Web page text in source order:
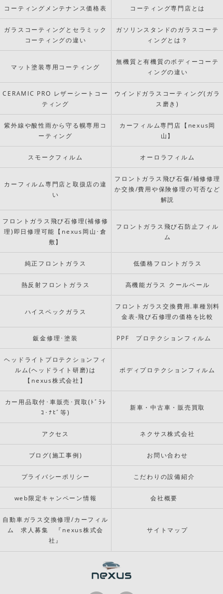
コーティングメンテナンス価格表 コーティング専門店とは
ガラスコーティングとセラミック
コーティングの違い
ガソリンスタンドのガラスコーテ
ィングとは？
マット塗装専用コーティング
無機質と有機質のボディーコーテ
ィングの違い
CERAMIC PRO レザーシートコー
ティング
ウインドガラスコーティング(ガラ
ス磨き)
紫外線や酸性雨から守る幌専用コ
ーティング
カーフィルム専門店【nexus岡
山】
スモークフィルム オーロラフィルム
カーフィルム専門店と取扱店の違
い
フロントガラス飛び石傷/補修修理
か交換/費用や保険修理の可否など
解説
フロントガラス飛び石修理(補修修
理)即日修理可能【nexus岡山･倉
敷】
フロントガラス飛び石防止フィル
ム
純正フロントガラス 低価格フロントガラス
熱反射フロントガラス 高機能ガラス クールベール
ハイスペックガラス
フロントガラス交換費用.車種別料
金表-飛び石修理の価格を比較
鈑金修理･塗装 PPF プロテクションフィルム
ヘッドライトプロテクションフィ
ルム(ヘッドライト研磨)は
【nexus株式会社】
ボディプロテクションフィルム
カー用品取付･車販売･買取(ﾄﾞﾗﾚ
ｺ･ﾅﾋﾞ等)
新車・中古車・販売買取
アクセス ネクサス株式会社
ブログ(施工事例) お問い合わせ
プライバシーポリシー こだわりの設備紹介
web限定キャンペーン情報 会社概要
自動車ガラス交換修理/カーフィル
ム 求人募集 『nexus株式会
社』
サイトマップ